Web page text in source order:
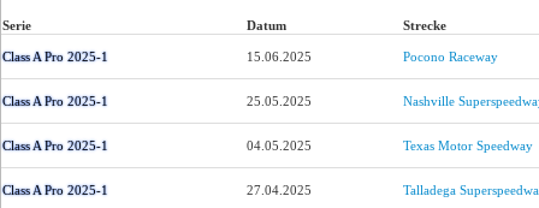
Serie Datum Strecke
Class A Pro 2025-1 15.06.2025 Pocono Raceway
Class A Pro 2025-1 25.05.2025 Nashville
Class A Pro 2025-1 04.05.2025 Texas Motor Speedway
Class A Pro 2025-1 27.04.2025 Talladega